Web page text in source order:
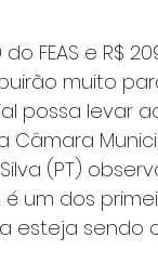
do FEAS e R$
muito
possa levar
Câmara
(PT)
um dos
esteja